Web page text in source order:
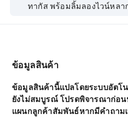
ทากัส พร้อมลิ้มลองไวน์หล
นี่คือการลงทุนในประสบกา
ล้ำค่าให้แก่คุณ
ที่เราให้ความสำคัญเป็นอัน
ประกอบด้วยชีส เนื้อสัตว์แปร
ข้อมูลสินค้า
ข้อมูลสินค้านี้แปลโดยระบบอัตโ
ยังไม่สมบูรณ์ โปรดพิจารณาก่อ
แผนกลูกค้าสัมพันธ์หากมีคำถาม